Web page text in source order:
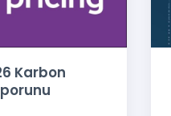
Karbon